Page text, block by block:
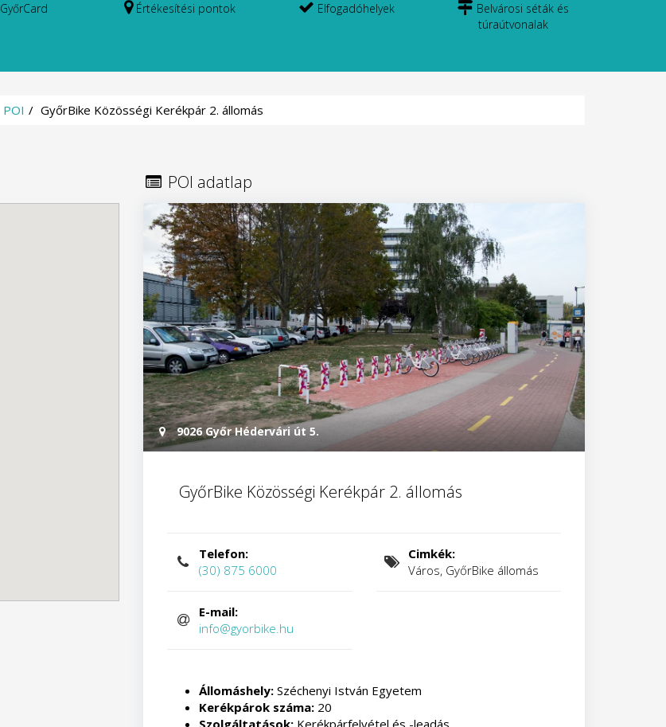
GyőrCard Értékesítési pontok Elfogadóhelyek
Belvárosi séták és
túraútvonalak
POI GyőrBike Közösségi Kerékpár 2. állomás
POI adatlap
9026 Győr Hédervári út 5.
GyőrBike Közösségi Kerékpár 2. állomás
Telefon:
(30) 875 6000
E-mail:
info@gyorbike.hu
Cimkék:
Város, GyőrBike állomás
Állomáshely: Széchenyi István Egyetem
Kerékpárok száma: 20
Szolgáltatások: Kerékpárfelvétel és -leadás